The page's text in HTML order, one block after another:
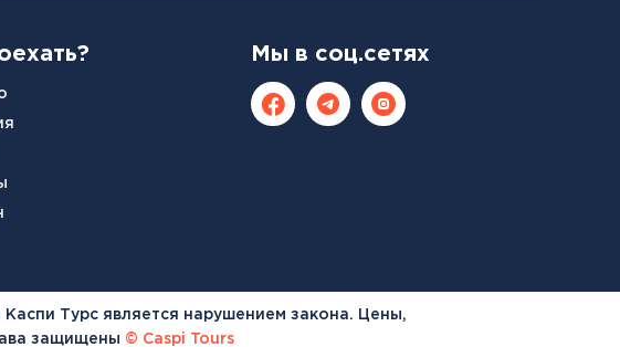
Мы в соц.сетях
Турс является нарушением закона. Цены,
защищены © Caspi Tours